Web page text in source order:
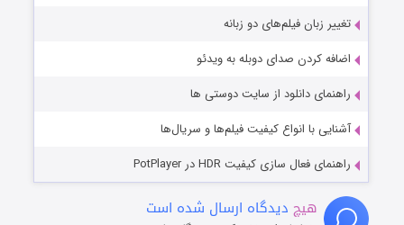
تغییر زبان فیلم‌های دو زبانه
اضافه کردن صدای دوبله به ویدئو
راهنمای دانلود از سایت دوستی ها
آشنایی با انواع کیفیت فیلم‌ها و سریال‌ها
راهنمای فعال سازی کیفیت HDR در PotPlayer
هیچ دیدگاه ارسال شده است